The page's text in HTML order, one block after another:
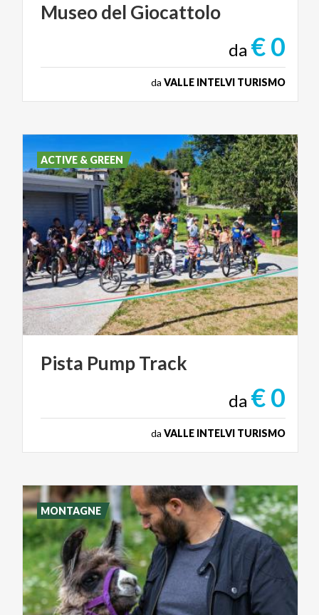
Museodel Giocattolo
da € 0
da VALLE INTELVI TURISMO
Pista PumpTrack
da € 0
da VALLE INTELVI TURISMO
ACTIVE & GREEN
MONTAGNE